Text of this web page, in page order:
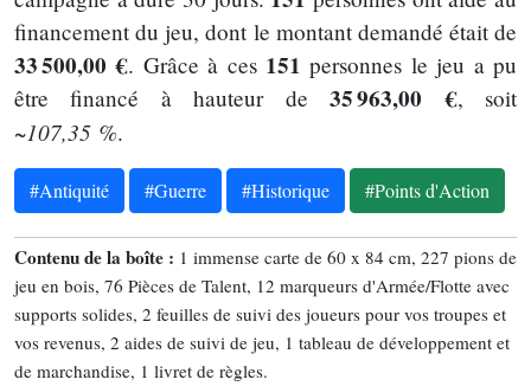
financement du jeu, dont le montant demandé était de
33 500,00 €. Grâce à ces 151 personnes le jeu a pu
être financé à hauteur de35 963,00 €, soit
~107,35 %.
#Antiquité #Guerre #Historique #Points d'Action
Contenu de la boîte : 1 immense carte de 60 x 84 cm, 227 pions de
jeu en bois, 76 Pièces de Talent, 12 marqueurs d'Armée/Flotte avec
supports solides, 2 feuilles de suivi des joueurs pour vos troupes et
vos revenus, 2 aides de suivi de jeu, 1 tableau de développement et
de marchandise, 1 livret de règles.